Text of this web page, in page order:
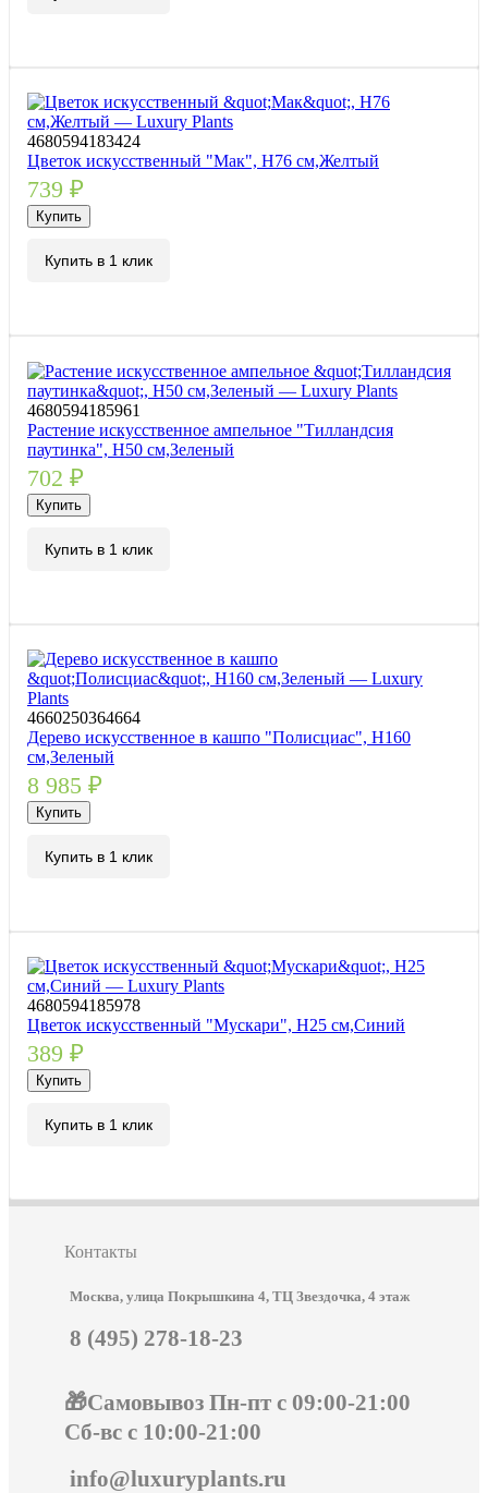
4680594183424
Цветок искусственный "Мак", Н76 см,Желтый
739 ₽
Купить
Купить в 1 клик
4680594185961
Растение искусственное ампельное "Тилландсия
паутинка", H50 см,Зеленый
702 ₽
Купить
Купить в 1 клик
4660250364664
Дерево искусственное в кашпо "Полисциас", H160
см,Зеленый
8 985 ₽
Купить
Купить в 1 клик
4680594185978
Цветок искусственный "Мускари", H25 см,Синий
389 ₽
Купить
Купить в 1 клик
Контакты
Москва, улица Покрышкина 4, ТЦ Звездочка, 4 этаж
8 (495) 278-18-23
🎁Самовывоз Пн-пт с 09:00-21:00
Сб-вс с 10:00-21:00
info@luxuryplants.ru